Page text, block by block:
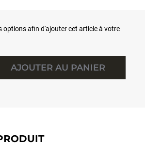
options afin d'ajouter cet article à votre
AJOUTER AU PANIER